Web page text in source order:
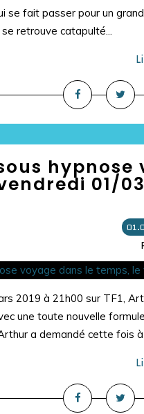
se fait passer pour un
retrouve catapulté...
hypnose
01/
2019 à 21h00 sur TF1,
une toute nouvelle
a demandé cette fois à